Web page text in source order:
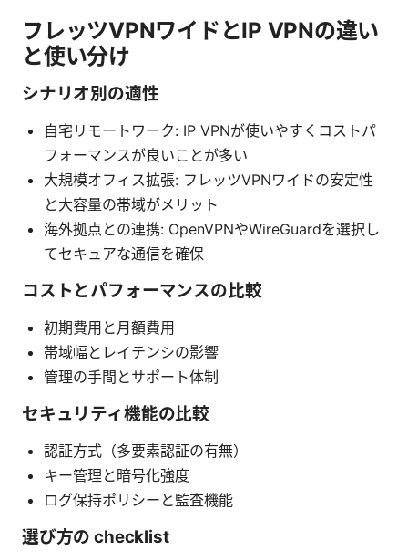
フレッツVPNワイドとIP VPNの違い
と使い分け
シナリオ別の適性
自宅リモートワーク: IP VPNが使いやすくコストパ
フォーマンスが良いことが多い
大規模オフィス拡張: フレッツVPNワイドの安定性
と大容量の帯域がメリット
海外拠点との連携: OpenVPNやWireGuardを選択し
てセキュアな通信を確保
コストとパフォーマンスの比較
初期費用と月額費用
帯域幅とレイテンシの影響
管理の手間とサポート体制
セキュリティ機能の比較
認証方式（多要素認証の有無）
キー管理と暗号化強度
ログ保持ポリシーと監査機能
選び方の checklist